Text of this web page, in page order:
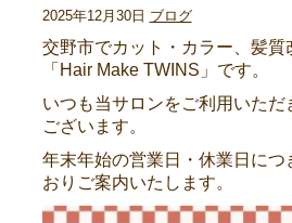
2025年12月30日 ブログ
交野市でカット・カラー、髪質
「Hair Make TWINS」です。
いつも当サロンをご利用いただ
ございます。
年末年始の営業日・休業日につ
おりご案内いたします。